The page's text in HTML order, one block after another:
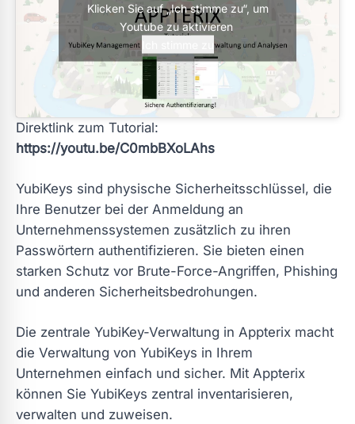
Klicken Sie auf „Ich stimme zu“, um
Youtube zu aktivieren
Direktlink zum Tutorial:
https://youtu.be/C0mbBXoLAhs
YubiKeys sind physische Sicherheitsschlüssel, die
Ihre Benutzer bei der Anmeldung an
Unternehmenssystemen zusätzlich zu ihren
Passwörtern authentifizieren. Sie bieten einen
starken Schutz vor Brute-Force-Angriffen, Phishing
und anderen Sicherheitsbedrohungen.
Die zentrale YubiKey-Verwaltung in Appterix macht
die Verwaltung von YubiKeys in Ihrem
Unternehmen einfach und sicher. Mit Appterix
können Sie YubiKeys zentral inventarisieren,
verwalten und zuweisen.